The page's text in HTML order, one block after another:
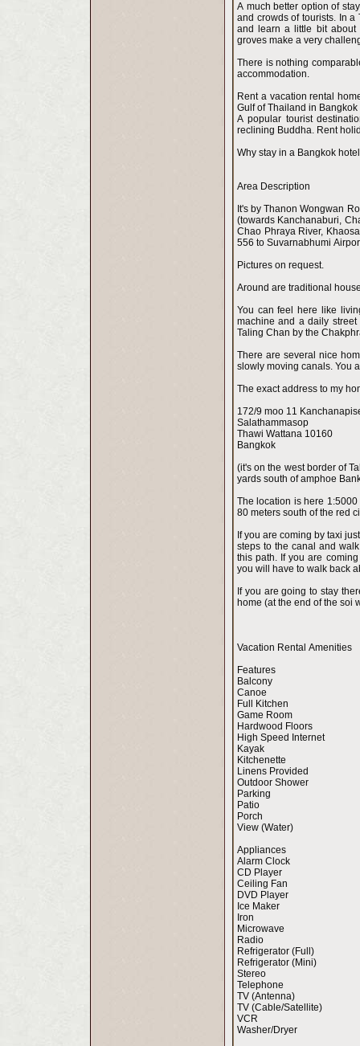
A much better option of
and crowds of tourists. In
and learn a little bit about
groves make a very
There is nothing
accommodation.
Rent a vacation rental
Gulf of Thailand in
A popular tourist
reclining Buddha. Rent
Why stay in a Bangkok
Area Description
It's by Thanon Wongwan
(towards Kanchanaburi,
Chao Phraya River,
556 to Suvarnabhumi
Pictures on request.
Around are traditional
You can feel here like
machine and a daily
Taling Chan by the
There are several nice
slowly moving canals. You
The exact address to my
172/9 moo 11
Salathammasop
Thawi Wattana 10160
Bangkok
(it's on the west border of
yards south of amphoe
The location is here
80 meters south of the red
If you are coming by taxi
steps to the canal and
this path. If you are
you will have to walk back
If you are going to stay
home (at the end of the soi
Vacation Rental Amenities
Features
Balcony
Canoe
Full Kitchen
Game Room
Hardwood Floors
High Speed Internet
Kayak
Kitchenette
Linens Provided
Outdoor Shower
Parking
Patio
Porch
View (Water)
Appliances
Alarm Clock
CD Player
Ceiling Fan
DVD Player
Ice Maker
Iron
Microwave
Radio
Refrigerator (Full)
Refrigerator (Mini)
Stereo
Telephone
TV (Antenna)
TV (Cable/Satellite)
VCR
Washer/Dryer